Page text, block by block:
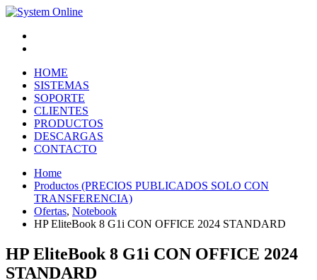
HOME
SISTEMAS
SOPORTE
CLIENTES
PRODUCTOS
DESCARGAS
CONTACTO
Home
Productos (PRECIOS PUBLICADOS SOLO CON
TRANSFERENCIA)
Ofertas, Notebook
HP EliteBook 8 G1i CON OFFICE 2024 STANDARD
HP EliteBook 8 G1i CON OFFICE 2024
STANDARD